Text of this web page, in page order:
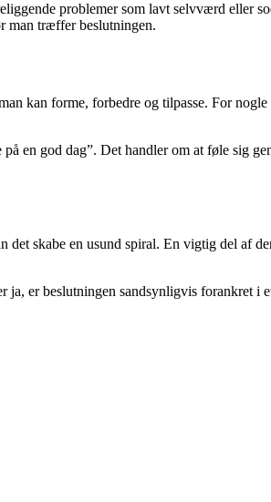
problemer som lavt selvværd eller
man træffer beslutningen.
kan forme, forbedre og tilpasse. For
en god dag”. Det handler om at føle sig
skabe en usund spiral. En vigtig del af
ja, er beslutningen sandsynligvis forankret i